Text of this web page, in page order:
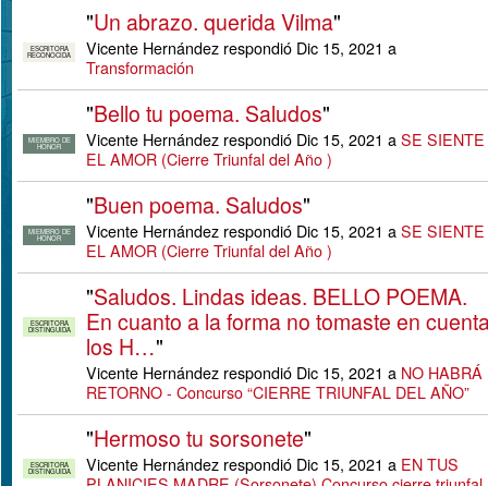
ESCRITORA
RECONOCIDA
"Un abrazo. querida Vilma"
Vicente Hernández respondió Dic 15, 2021 a
Transformación
MIEMBRO DE
HONOR
"Bello tu poema. Saludos"
Vicente Hernández respondió Dic 15, 2021 a SE SIENTE
EL AMOR (Cierre Triunfal del Año )
MIEMBRO DE
HONOR
"Buen poema. Saludos"
Vicente Hernández respondió Dic 15, 2021 a SE SIENTE
EL AMOR (Cierre Triunfal del Año )
ESCRITORA
DISTINGUIDA
"Saludos. Lindas ideas. BELLO POEMA.
En cuanto a la forma no tomaste en
los H…"
Vicente Hernández respondió Dic 15, 2021 a NO HABRÁ
RETORNO - Concurso “CIERRE TRIUNFAL DEL AÑO”
ESCRITORA
DISTINGUIDA
"Hermoso tu sorsonete"
Vicente Hernández respondió Dic 15, 2021 a EN TUS